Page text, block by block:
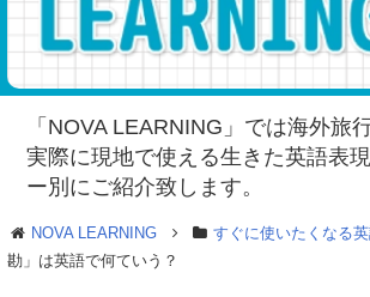
「NOVA LEARNING」では海外旅
実際に現地で使える生きた英語表現
ー別にご紹介致します。
NOVA LEARNING すぐに使いたくなる
勘」は英語で何ていう？